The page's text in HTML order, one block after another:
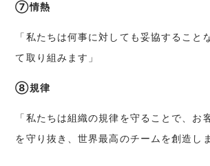
⑦情熱
「私たちは何事に対しても妥協すること
て取り組みます」
⑧規律
「私たちは組織の規律を守ることで、お
を守り抜き、世界最高のチームを創造し